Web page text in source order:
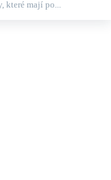
které mají po...